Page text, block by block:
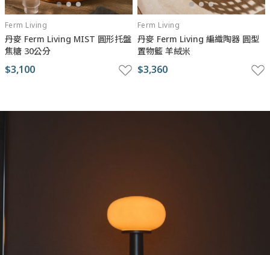
Ferm Living
丹麥 Ferm Living MIST 圓形托盤
焦糖 30公分
$3,100
Ferm Living
丹麥 Ferm Living 編織陶器 圓型
置物籃 羊絨米
$3,360